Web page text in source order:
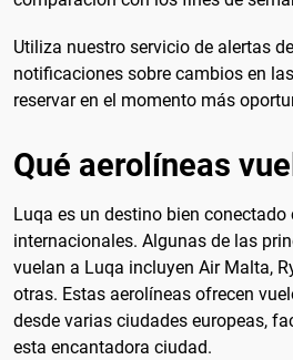
Utiliza nuestro servicio de alertas
notificaciones sobre cambios en
reservar en el momento más
Qué aerolíneas
Luqa es un destino bien
internacionales. Algunas de las
vuelan a Luqa incluyen Air Malta,
otras. Estas aerolíneas ofrecen
desde varias ciudades europeas,
esta encantadora ciudad.